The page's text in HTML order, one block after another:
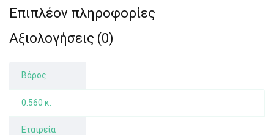
Επιπλέον πληροφορίες
Αξιολογήσεις (0)
Βάρος
0.560 κ.
Εταιρεία